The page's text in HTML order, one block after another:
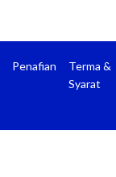
Penafian
Terma &
Syarat